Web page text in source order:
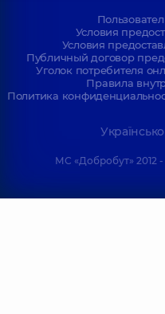
Условия
Условия
Публичный договор
Уголок потребителя
Правила
Политика
МС «Добробут» 2012